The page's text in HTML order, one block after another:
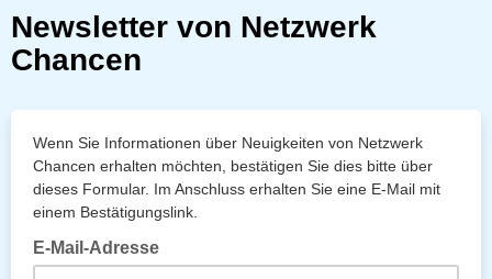
Newsletter von Netzwerk
Chancen
Wenn Sie Informationen über Neuigkeiten von Netzwerk
Chancen erhalten möchten, bestätigen Sie dies bitte über
dieses Formular. Im Anschluss erhalten Sie eine E-Mail mit
einem Bestätigungslink.
E-Mail-Adresse